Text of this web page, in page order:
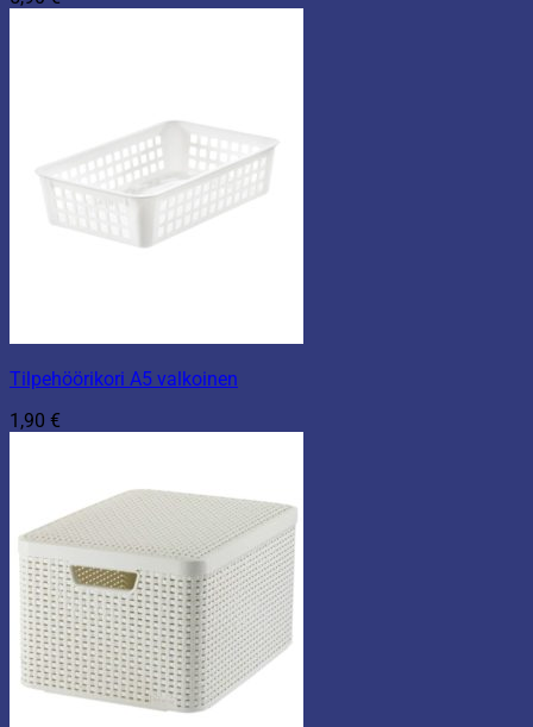
Tilpehöörikori A5 valkoinen
1,90 €